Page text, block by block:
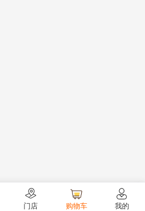
门店 购物车 我的